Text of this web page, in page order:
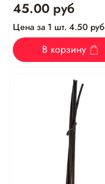
45.00 руб
Цена за 1 шт. 4.50 руб
В корзину